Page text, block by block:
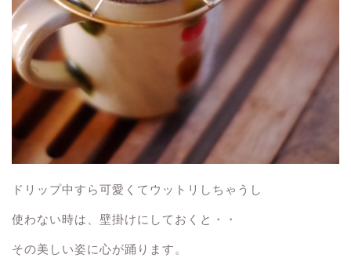
ドリップ中すら可愛くてウットリしちゃうし
使わない時は、壁掛けにしておくと・・
その美しい姿に心が踊ります。